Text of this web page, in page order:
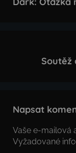
Soutěž
Napsat
Vaše e-mailová
Vyžadované